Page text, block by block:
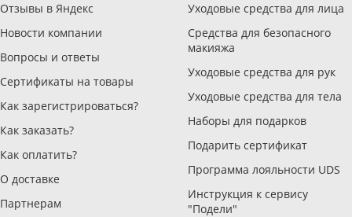
Отзывы в Яндекс
Новости компании
Вопросы и ответы
Сертификаты на товары
Как зарегистрироваться?
Как заказать?
Как оплатить?
О доставке
Партнерам
Уходовые средства для лица
Средства для безопасного
макияжа
Уходовые средства для рук
Уходовые средства для тела
Наборы для подарков
Подарить сертификат
Программа лояльности UDS
Инструкция к сервису
"Подели"